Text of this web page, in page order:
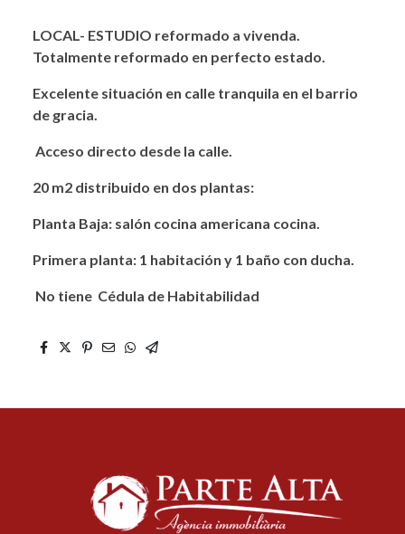
LOCAL- ESTUDIO reformado a vivenda.
Totalmente reformado en perfecto estado.
Excelente situación en calle tranquila en el barrio
de gracia.
Acceso directo desde la calle.
20 m2 distribuido en dos plantas:
Planta Baja: salón cocina americana cocina.
Primera planta: 1 habitación y 1 baño con ducha.
No tiene Cédula de Habitabilidad